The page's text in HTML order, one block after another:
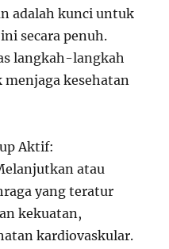
adalah kunci untuk
secara penuh.
langkah-langkah
kesehatan
Aktif:
atau
yang teratur
kekuatan,
kardiovaskular.